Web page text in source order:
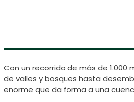
Con un recorrido de más de 1.000
de valles y bosques hasta
enorme que da forma a una